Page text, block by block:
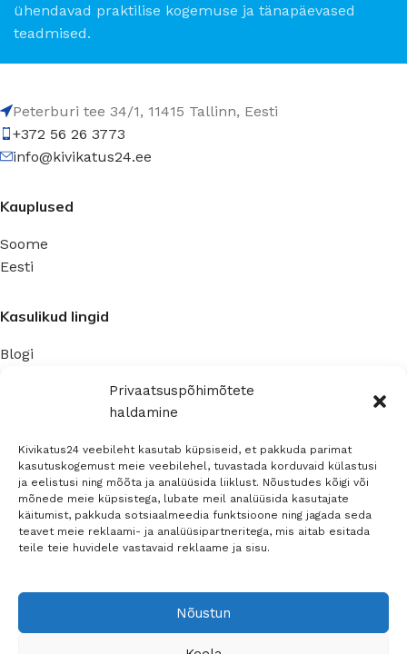
Privaatsuspõhimõtete
haldamine
Kivikatus24 veebileht kasutab küpsiseid, et pakkuda parimat
kasutuskogemust meie veebilehel, tuvastada korduvaid külastusi
ja eelistusi ning mõõta ja analüüsida liiklust. Nõustudes kõigi või
mõnede meie küpsistega, lubate meil analüüsida kasutajate
käitumist, pakkuda sotsiaalmeedia funktsioone ning jagada seda
teavet meie reklaami- ja analüüsipartneritega, mis aitab esitada
teile teie huvidele vastavaid reklaame ja sisu.
Nõustun
ühendavad praktilise kogemuse ja tänapäevased
teadmised.
Peterburi tee 34/1, 11415 Tallinn, Eesti
+372 56 26 3773
info@kivikatus24.ee
Kauplused
Soome
Eesti
Kasulikud lingid
Blogi
Kontaktinfo
Müügitingimused
Sosiaalinen media